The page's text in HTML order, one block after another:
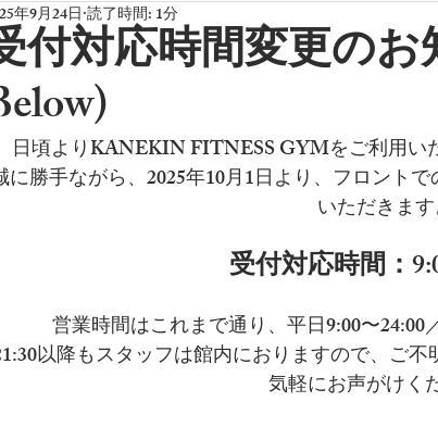
付対応時間変更の
年9月24日 読了時間: 1分
日頃よりKANEKIN FITNESS GYMをご利用い
に勝手ながら、2025年10月1日より、フロント
いただきます
受付対応時間：
営業時間はこれまで通り、平日9:00〜24:00
以降もスタッフは館内におりますので、ご
気軽にお声がけく